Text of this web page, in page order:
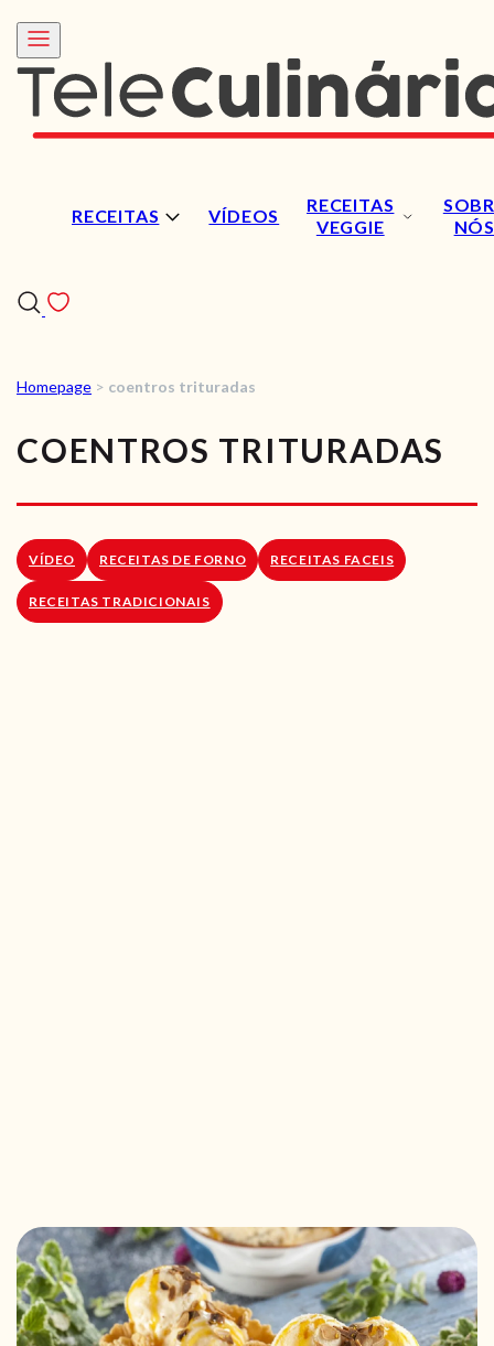
RECEITAS VÍDEOS
RECEITAS
VEGGIE
NÓS
RECEITAS
VÍDEOS
RECEITAS VEGGIE
SOBRE NÓS
LOJA ONLINE
Homepage > coentros trituradas
COENTROS TRITURADAS
VÍDEO RECEITAS DE FORNO RECEITAS FACEIS
RECEITAS TRADICIONAIS